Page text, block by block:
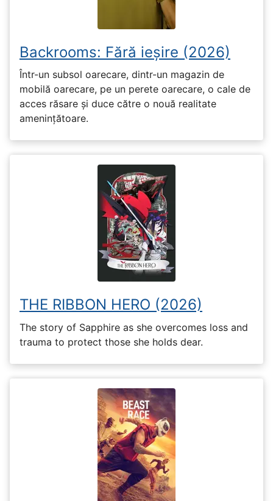
Backrooms: Fără ieșire (2026)
Într-un subsol oarecare, dintr-un magazin de
mobilă oarecare, pe un perete oarecare, o cale de
acces răsare și duce către o nouă realitate
amenințătoare.
THE RIBBON HERO (2026)
The story of Sapphire as she overcomes loss and
trauma to protect those she holds dear.